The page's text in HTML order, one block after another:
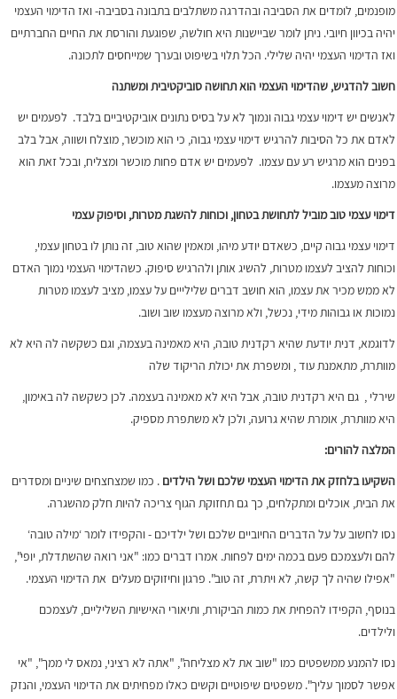
מופנמים, לומדים את הסביבה ובהדרגה משתלבים בתבונה בסביבה- ואז הדימוי העצמי
יהיה בכיוון חיובי. ניתן לומר שביישנות היא חולשה, שפוגעת והורסת את החיים החברתיים
ואז הדימוי העצמי יהיה שלילי. הכל תלוי בשיפוט ובערך שמייחסים לתכונה.
חשוב להדגיש, שהדימוי העצמי הוא תחושה סוביקטיבית ומשתנה
לאנשים יש דימוי עצמי גבוה ונמוך לא על בסיס נתונים אוביקטיביים בלבד. לפעמים יש
לאדם את כל הסיבות להרגיש דימוי עצמי גבוה, כי הוא מוכשר, מוצלח ושווה, אבל בלב
בפנים הוא מרגיש רע עם עצמו. לפעמים יש אדם פחות מוכשר ומצליח, ובכל זאת הוא
מרוצה מעצמו.
דימוי עצמי טוב מוביל לתחושת בטחון, וכוחות להשגת מטרות, וסיפוק עצמי
דימוי עצמי גבוה קיים, כשאדם יודע מיהו, ומאמין שהוא טוב, זה נותן לו בטחון עצמי,
וכוחות להציב לעצמו מטרות, להשיג אותן ולהרגיש סיפוק. כשהדימוי העצמי נמוך האדם
לא ממש מכיר את עצמו, הוא חושב דברים שלילייים על עצמו, מציב לעצמו מטרות
נמוכות או גבוהות מידי, נכשל, ולא מרוצה מעצמו שוב ושוב.
לדוגמא, דנית יודעת שהיא רקדנית טובה, היא מאמינה בעצמה, וגם כשקשה לה היא לא
מוותרת, מתאמנת עוד , ומשפרת את יכולת הריקוד שלה
שירלי , גם היא רקדנית טובה, אבל היא לא מאמינה בעצמה. לכן כשקשה לה באימון,
היא מוותרת, אומרת שהיא גרועה, ולכן לא משתפרת מספיק.
המלצה להורים:
השקיעו בלחזק את הדימוי העצמי שלכם ושל הילדים . כמו שמצחצחים שיניים ומסדרים
את הבית, אוכלים ומתקלחים, כך גם תחזוקת הגוף צריכה להיות חלק מהשגרה.
נסו לחשוב על על הדברים החיוביים שלכם ושל ילדיכם - והקפידו לומר ‘מילה טובה‘
להם ולעצמכם פעם בכמה ימים לפחות. אמרו דברים כמו: "אני רואה שהשתדלת, יופי",
"אפילו שהיה לך קשה, לא ויתרת, זה טוב". פרגון וחיזוקים מעלים את הדימוי העצמי.
בנוסף, הקפידו להפחית את כמות הביקורת, ותיאורי האישיות השליליים, לעצמכם
ולילדים.
נסו להמנע ממשפטים כמו "שוב את לא מצליחה", "אתה לא רציני, נמאס לי ממך", "אי
אפשר לסמוך עליך". משפטים שיפוטיים וקשים כאלו מפחיתים את הדימוי העצמי, והנזק